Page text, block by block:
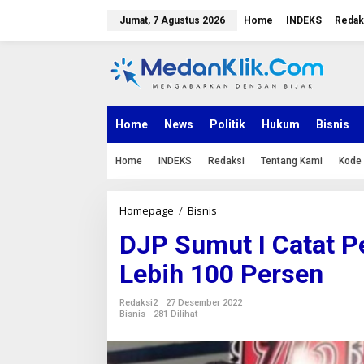
Jumat, 7 Agustus 2026 Home INDEKS
Home News Politik Hukum Bisnis
Home INDEKS Redaksi Tentang Kami
Homepage / Bisnis
P
S
u
m
u
C
a
DJP Sumut I Catat
Lebih 100 Persen
Redaksi2
27 Desember 2022
Bisnis
281 Dilihat